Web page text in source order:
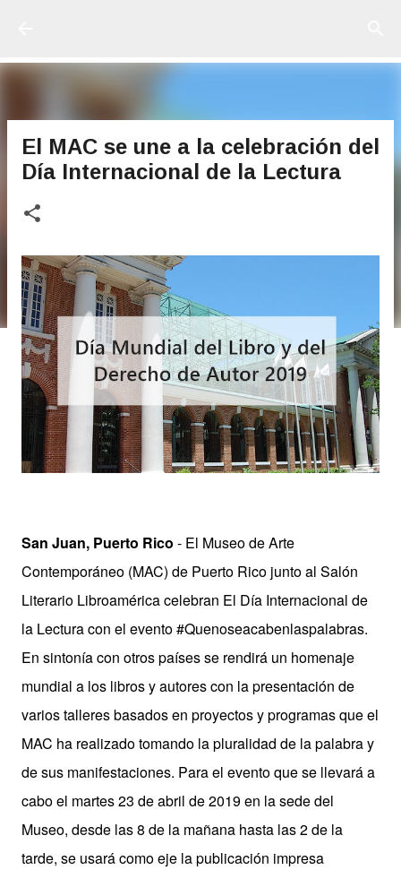
El MAC se une a la celebración del
Día Internacional de la Lectura
San Juan, Puerto Rico - El Museo de Arte
Contemporáneo (MAC) de Puerto Rico junto al Salón
Literario Libroamérica celebran El Día Internacional de
la Lectura con el evento #Quenoseacabenlaspalabras.
En sintonía con otros países se rendirá un homenaje
mundial a los libros y autores con la presentación de
varios talleres basados en proyectos y programas que el
MAC ha realizado tomando la pluralidad de la palabra y
de sus manifestaciones. Para el evento que se llevará a
cabo el martes 23 de abril de 2019 en la sede del
Museo, desde las 8 de la mañana hasta las 2 de la
tarde, se usará como eje la publicación impresa